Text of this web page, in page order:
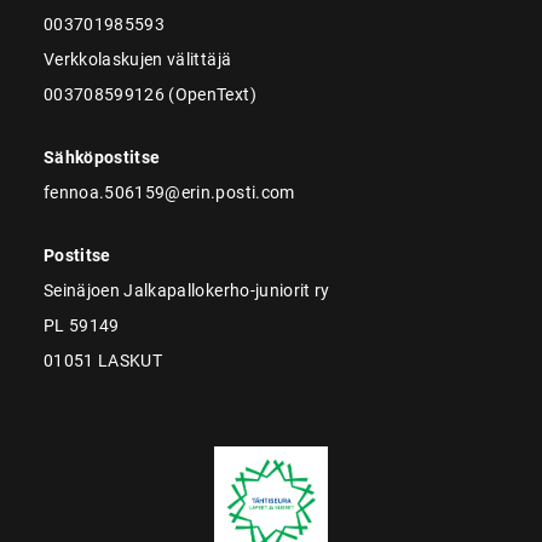
003701985593
Verkkolaskujen välittäjä
003708599126 (OpenText)
Sähköpostitse
fennoa.506159@erin.posti.com
Postitse
Seinäjoen Jalkapallokerho-juniorit ry
PL 59149
01051 LASKUT